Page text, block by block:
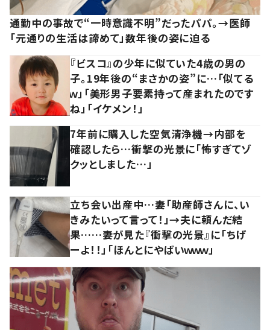
通勤中の事故で“一時意識不明”だったパパ。→医師
「元通りの生活は諦めて」数年後の姿に迫る
『ビスコ』の少年に似ていた4歳の男の
子。19年後の“まさかの姿”に…「似てる
ｗ」「美形男子要素持って産まれたのです
ね」「イケメン！」
7年前に購入した空気清浄機→内部を
確認したら…衝撃の光景に「怖すぎてゾ
クッとしました…」
立ち会い出産中…妻「助産師さんに、い
きみたいって言って！」→夫に頼んだ結
果……妻が見た『衝撃の光景』に「ちげ
ーよ！！」「ほんとにやばいｗｗｗ」